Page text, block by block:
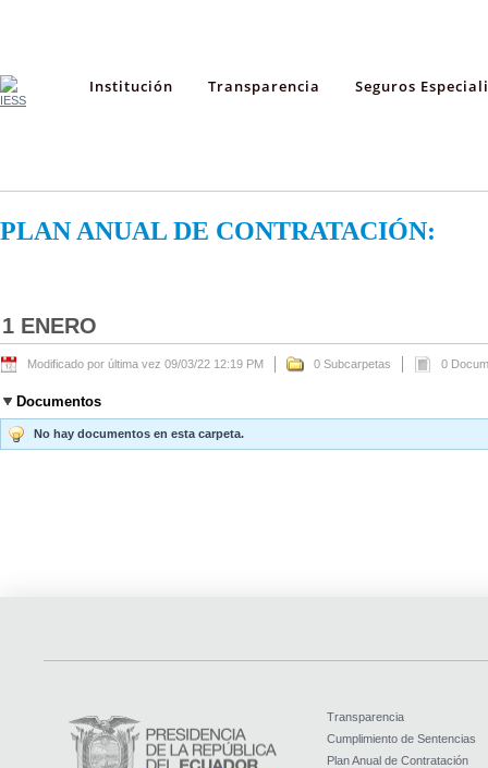
Institución Transparencia Seguros
PLAN ANUAL DE CONTRATACIÓN:
1 ENERO
Modificado por última vez 09/03/22 12:19 PM 0 Subcarpetas 0
Documentos
No hay documentos en esta carpeta.
Transparencia
Cumplimiento de Sentencias
Plan Anual de Contratación